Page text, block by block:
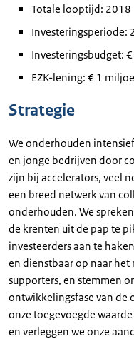
Totale looptijd: 2018
Investeringsperiode:
Investeringsbudget:
EZK-lening: € 1
Strategie
We onderhouden
en jonge bedrijven door
zijn bij accelerators, veel
een breed netwerk van
onderhouden. We
de krenten uit de pap te
investeerders aan te
en dienstbaar op naar het
supporters, en stemmen
ontwikkelingsfase van de
onze toegevoegde
en verleggen we onze